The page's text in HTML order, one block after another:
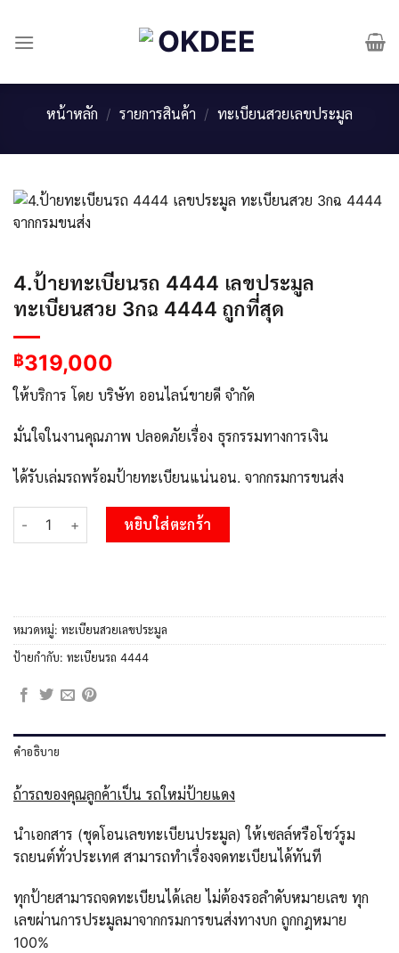
content
หน้าหลัก / รายการสินค้า / ทะเบียนสวยเลขประมูล
4.ป้ายทะเบียนรถ 4444 เลขประมูล
ทะเบียนสวย 3กฉ 4444 ถูกที่สุด
฿319,000
ให้บริการ โดย บริษัท ออนไลน์ขายดี จำกัด
มั่นใจในงานคุณภาพ ปลอดภัยเรื่อง ธุรกรรมทางการเงิน
ได้รับเล่มรถพร้อมป้ายทะเบียนแน่นอน. จากกรมการขนส่ง
จำนวน 4.ป้ายทะเบียนรถ 4444 เลขประมูล ทะเบียนสวย 3กฉ
หยิบใส่ตะกร้า
หมวดหมู่: ทะเบียนสวยเลขประมูล
ป้ายกำกับ: ทะเบียนรถ 4444
คำอธิบาย
ถ้ารถของคุณลูกค้าเป็น รถใหม่ป้ายแดง
นำเอกสาร (ชุดโอนเลขทะเบียนประมูล) ให้เซลล์หรือโชว์รูม
รถยนต์ทั่วประเทศ สามารถทำเรื่องจดทะเบียนได้ทันที
ทุกป้ายสามารถจดทะเบียนได้เลย ไม่ต้องรอลำดับหมายเลข ทุก
เลขผ่านการประมูลมาจากกรมการขนส่งทางบก ถูกกฎหมาย
100%